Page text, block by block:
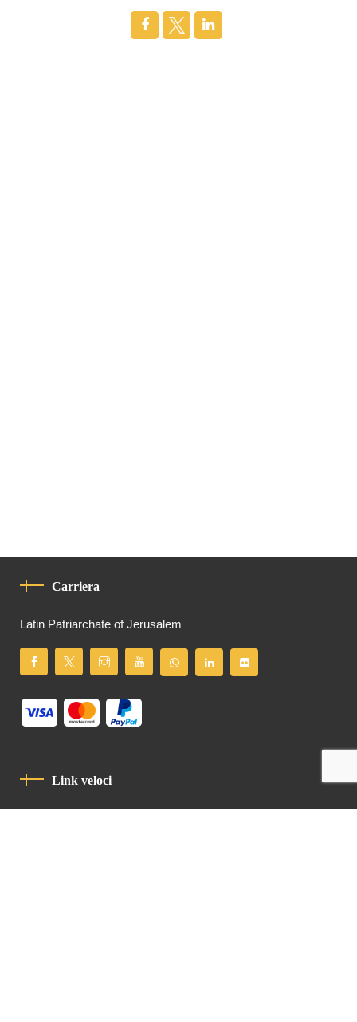
Carriera
Latin Patriarchate of Jerusalem
Link veloci